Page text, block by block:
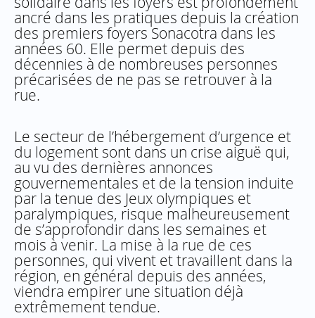
ancré dans les pratiques depuis la création
des premiers foyers Sonacotra dans les
années 60. Elle permet depuis des
décennies à de nombreuses personnes
précarisées de ne pas se retrouver à la
rue.
Le secteur de l’hébergement d’urgence et
du logement sont dans un crise aiguë qui,
au vu des dernières annonces
gouvernementales et de la tension induite
par la tenue des Jeux olympiques et
paralympiques, risque malheureusement
de s’approfondir dans les semaines et
mois à venir. La mise à la rue de ces
personnes, qui vivent et travaillent dans la
région, en général depuis des années,
viendra empirer une situation déjà
extrêmement tendue.